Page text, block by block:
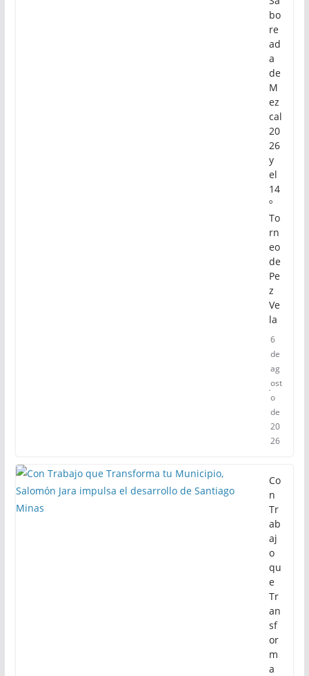
bo
re
ad
a
de
M
ez
cal
20
26
y
el
14
º
To
rn
eo
de
Pe
z
Ve
la
6
de
ag
ost
o
de
20
26
Co
n
Tr
ab
aj
o
qu
e
Tr
an
sf
or
m
a